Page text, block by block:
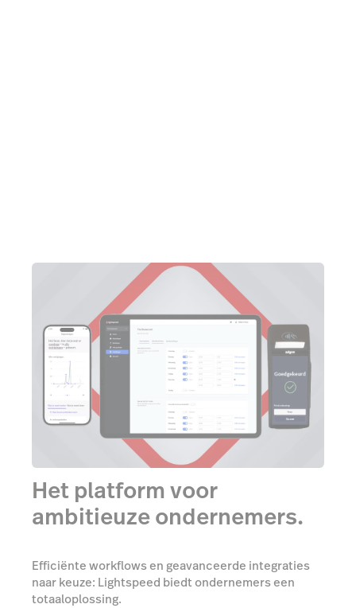
Het platform voor
ambitieuze ondernemers.
Efficiënte workflows en geavanceerde integraties
naar keuze: Lightspeed biedt ondernemers een
totaaloplossing.